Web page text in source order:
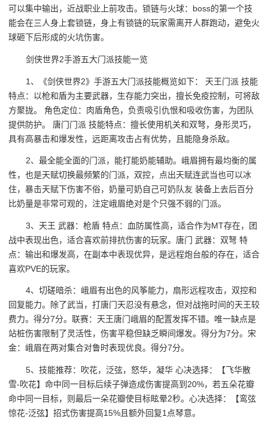
可以集中输出，近战职业上前攻击。锁链与火球：boss的第一个技
能会在三人身上套锁链，身上有锁链的玩家需离开人群跑动，避免火
球砸下后形成的火坑伤害。
剑侠世界2手游五大门派技能一览
1、《剑侠世界2》手游五大门派技能概览如下： 天王门派 技能
特点：以枪和盾为主要武器，生存能力突出，擅长免疫控制，可将敌
方聚拢。 角色定位：肉盾角色，负责吸引仇恨和吸收伤害，为团队
提供防护。 唐门门派 技能特点：擅长使用机关和双弩，身形灵巧，
具有高暴击和爆发性，远距离攻击占有优势，且能隐身杀敌。
2、最全能全面的门派，能打能奶能辅助。峨眉拥有最均衡的属
性，也是天赋切换最频繁的门派，双控，点出天赋连武当也可以冰
住，暴击天赋下伤害不俗，奶量可奶自己可奶队友 装备上去后百分
比奶量是非常可观的，注定峨眉绝对是个只强不弱的门派。
3、天王 武器：枪盾 特点：血防属性高，适合作为MT存在，团
战中表现出色，适合喜欢前排抗伤害的玩家。唐门 武器：双弩 特
点：输出和爆发高，在副本中表现优异，是远程炮台般的存在，适合
喜欢PVE的玩家。
4、切磋暗杀：峨眉有出色的风筝能力，扇形远程攻击，双控和
回复能力。除了武当，打唐门天忍没有悬念，但对战拖时间的天王较
费力。得分7分。联赛：天王唐门峨眉的配置发挥不错。唯一缺点是
站桩伤害限制了灵活性，伤害平稳但缺乏瞬间爆发。得分为7分。宋
金：峨眉在两对集合对鲁时表现优良。得分7分。
5、技能推荐：吹花，泛弦，怒华，凝华 心决选择：【飞华散
雪-吹花】命中同一目标后续子弹造成伤害提高到20%，若五朵花瓣
命中同一目标，则最后一朵花瓣使目标眩晕2秒。心决选择：【鸾弦
惊花-泛弦】招式伤害提高15%且额外回复1点琴意。